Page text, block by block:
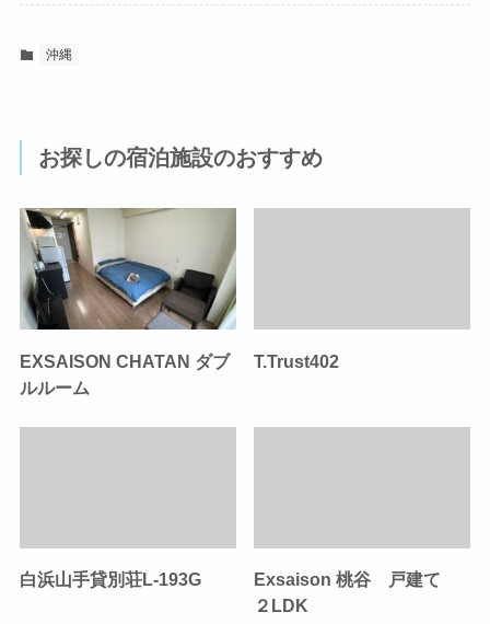
沖縄
お探しの宿泊施設のおすすめ
EXSAISON CHATAN ダブ
ルルーム
T.Trust402
白浜山手貸別荘L-193G
Exsaison 桃谷 戸建て
２LDK